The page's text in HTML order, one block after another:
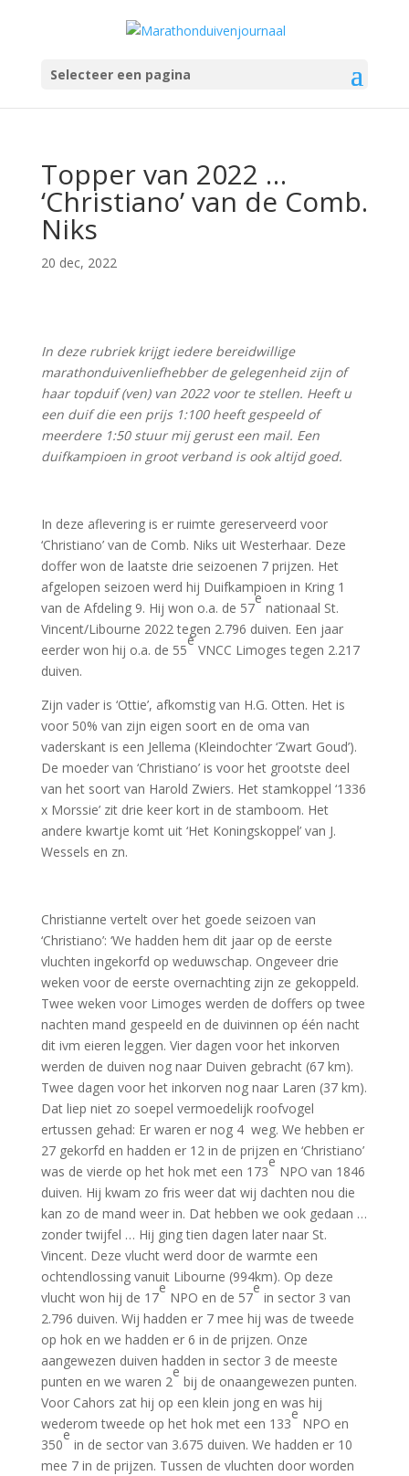
Selecteer een pagina
Topper van 2022 …
‘Christiano’ van de Comb.
Niks
20 dec, 2022
In deze rubriek krijgt iedere bereidwillige
marathonduivenliefhebber de gelegenheid zijn of
haar topduif (ven) van 2022 voor te stellen. Heeft u
een duif die een prijs 1:100 heeft gespeeld of
meerdere 1:50 stuur mij gerust een mail. Een
duifkampioen in groot verband is ook altijd goed.
In deze aflevering is er ruimte gereserveerd voor
‘Christiano’ van de Comb. Niks uit Westerhaar. Deze
doffer won de laatste drie seizoenen 7 prijzen. Het
afgelopen seizoen werd hij Duifkampioen in Kring 1
van de Afdeling 9. Hij won o.a. de 57
e
nationaal St.
Vincent/Libourne 2022 tegen 2.796 duiven. Een jaar
eerder won hij o.a. de 55
e
VNCC Limoges tegen 2.217
duiven.
Zijn vader is ‘Ottie’, afkomstig van H.G. Otten. Het is
voor 50% van zijn eigen soort en de oma van
vaderskant is een Jellema (Kleindochter ‘Zwart Goud’).
De moeder van ‘Christiano’ is voor het grootste deel
van het soort van Harold Zwiers. Het stamkoppel ‘1336
x Morssie’ zit drie keer kort in de stamboom. Het
andere kwartje komt uit ‘Het Koningskoppel’ van J.
Wessels en zn.
Christianne vertelt over het goede seizoen van
‘Christiano’: ‘We hadden hem dit jaar op de eerste
vluchten ingekorfd op weduwschap. Ongeveer drie
weken voor de eerste overnachting zijn ze gekoppeld.
Twee weken voor Limoges werden de doffers op twee
nachten mand gespeeld en de duivinnen op één nacht
dit ivm eieren leggen. Vier dagen voor het inkorven
werden de duiven nog naar Duiven gebracht (67 km).
Twee dagen voor het inkorven nog naar Laren (37 km).
Dat liep niet zo soepel vermoedelijk roofvogel
ertussen gehad: Er waren er nog 4 weg. We hebben er
27 gekorfd en hadden er 12 in de prijzen en ‘Christiano’
was de vierde op het hok met een 173
e
NPO van 1846
duiven. Hij kwam zo fris weer dat wij dachten nou die
kan zo de mand weer in. Dat hebben we ook gedaan …
zonder twijfel … Hij ging tien dagen later naar St.
Vincent. Deze vlucht werd door de warmte een
ochtendlossing vanuit Libourne (994km). Op deze
vlucht won hij de 17
e
NPO en de 57
e
in sector 3 van
2.796 duiven. Wij hadden er 7 mee hij was de tweede
op hok en we hadden er 6 in de prijzen. Onze
aangewezen duiven hadden in sector 3 de meeste
punten en we waren 2
e
bij de onaangewezen punten.
Voor Cahors zat hij op een klein jong en was hij
wederom tweede op het hok met een 133
e
NPO en
350
e
in de sector van 3.675 duiven. We hadden er 10
mee 7 in de prijzen. Tussen de vluchten door worden